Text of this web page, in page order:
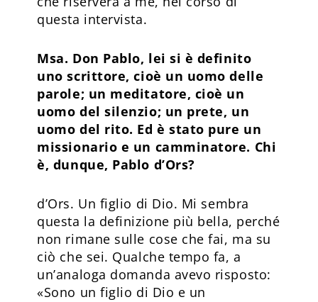
questa intervista.
Msa. Don Pablo, lei si è definito
uno scrittore, cioè un uomo delle
parole; un meditatore, cioè un
uomo del silenzio; un prete, un
uomo del rito. Ed è stato pure un
missionario e un camminatore. Chi
è, dunque, Pablo d’Ors?
d’Ors. Un figlio di Dio. Mi sembra
questa la definizione più bella, perché
non rimane sulle cose che fai, ma su
ciò che sei. Qualche tempo fa, a
un’analoga domanda avevo risposto:
«Sono un figlio di Dio e un